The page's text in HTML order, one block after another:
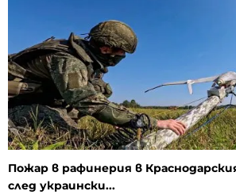
Пожар в рафинерия в
след украински...